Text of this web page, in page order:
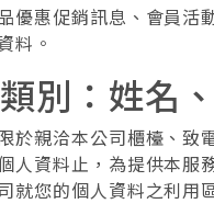
優惠促銷訊息、會員
料。
別：姓名
於親洽本公司櫃檯、
人資料止，為提供本
就您的個人資料之利用